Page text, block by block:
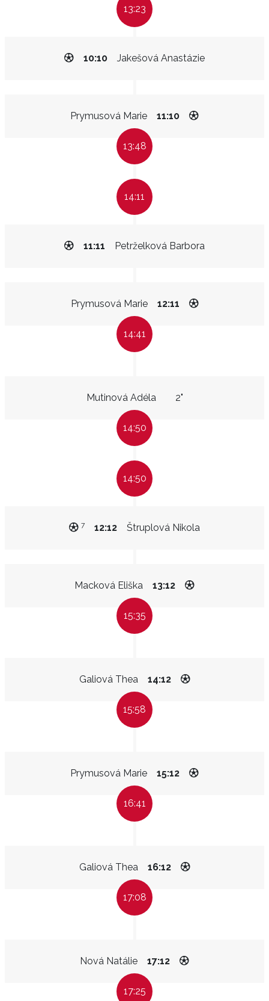
13:23
Jakešová Anastázie
10:10
Prymusová Marie 11:10
13:48
14:11
Petrželková Barbora
11:11
Prymusová Marie 12:11
14:41
Mutinová Adéla 2"
14:50
14:50
Štruplová Nikola
12:12
7
Macková Eliška 13:12
15:35
Galiová Thea 14:12
15:58
Prymusová Marie 15:12
16:41
Galiová Thea 16:12
17:08
Nová Natálie 17:12
17:25